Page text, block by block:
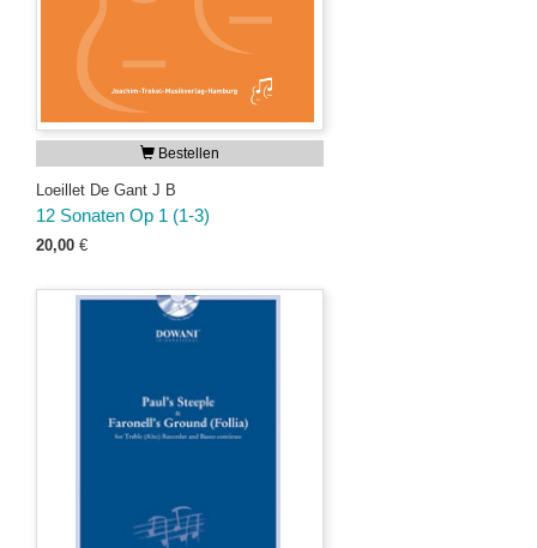
Bestellen
Loeillet De Gant J B
12 Sonaten Op 1 (1-3)
20,00 €